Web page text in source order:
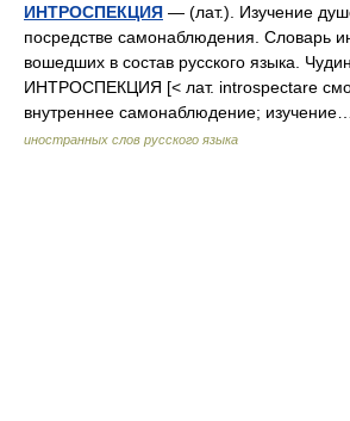
ИНТРОСПЕКЦИЯ — (лат.). Изучение
посредстве самонаблюдения. Словарь
вошедших в состав русского языка.
ИНТРОСПЕКЦИЯ [< лат. introspectare
внутреннее самонаблюдение;
иностранных слов русского языка